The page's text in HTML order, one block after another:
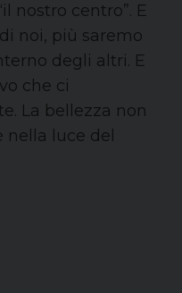
nostro centro”. E
noi, più saremo
degli altri. E
che ci
La bellezza non
nella luce del